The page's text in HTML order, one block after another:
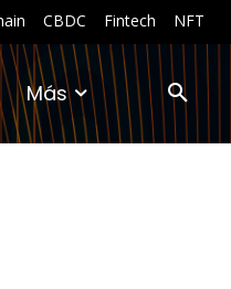
CBDC Fintech NFT
Más